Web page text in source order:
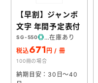
【早割】ジャンボ
文字 年間予定表付
SG-550
在庫あり
税込671 円 / 冊
100冊の場合
納期目安：30日～40